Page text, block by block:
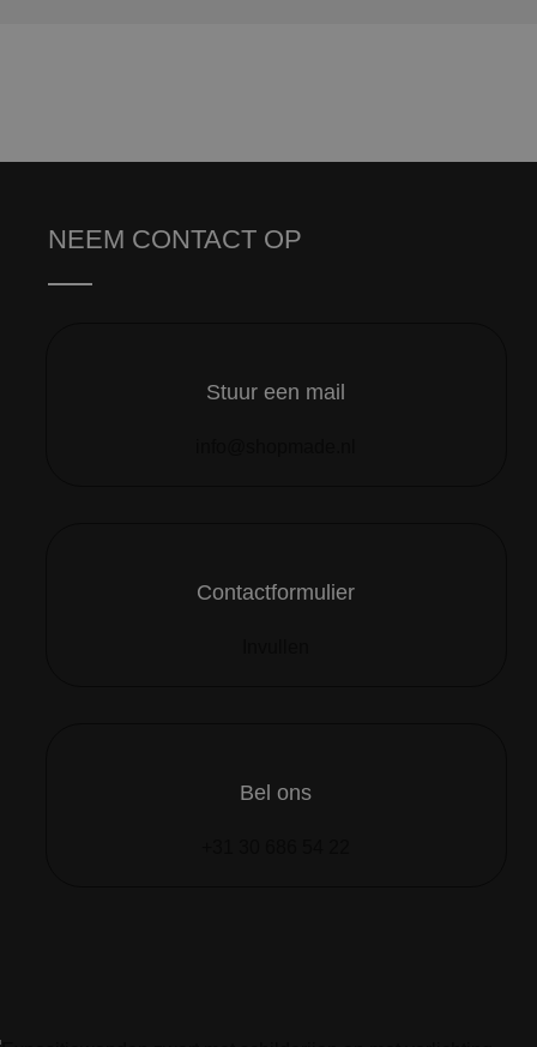
NEEM CONTACT OP
Stuur een mail
Contactformulier
Bel ons